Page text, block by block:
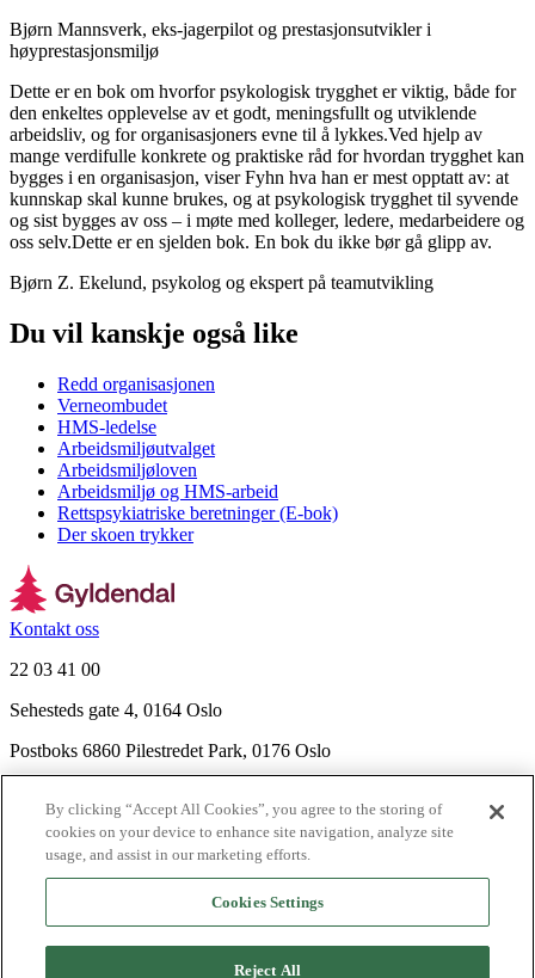
Bjørn Mannsverk, eks-jagerpilot og prestasjonsutvikler i
høyprestasjonsmiljø
Dette er en bok om hvorfor psykologisk trygghet er viktig, både for
den enkeltes opplevelse av et godt, meningsfullt og utviklende
arbeidsliv, og for organisasjoners evne til å lykkes.Ved hjelp av
mange verdifulle konkrete og praktiske råd for hvordan trygghet kan
bygges i en organisasjon, viser Fyhn hva han er mest opptatt av: at
kunnskap skal kunne brukes, og at psykologisk trygghet til syvende
og sist bygges av oss – i møte med kolleger, ledere, medarbeidere og
oss selv.Dette er en sjelden bok. En bok du ikke bør gå glipp av.
Bjørn Z. Ekelund, psykolog og ekspert på teamutvikling
Du vil kanskje også like
Redd organisasjonen
Verneombudet
HMS-ledelse
Arbeidsmiljøutvalget
Arbeidsmiljøloven
Arbeidsmiljø og HMS-arbeid
Rettspsykiatriske beretninger (E-bok)
Der skoen trykker
Kontakt oss
22 03 41 00
Sehesteds gate 4, 0164 Oslo
Postboks 6860 Pilestredet Park, 0176 Oslo
Nyhetsbrev
Ledige stillinger
Send inn manus
By clicking “Accept All Cookies”, you agree to the storing of
cookies on your device to enhance site navigation, analyze site
usage, and assist in our marketing efforts.
Cookies Settings
Reject All